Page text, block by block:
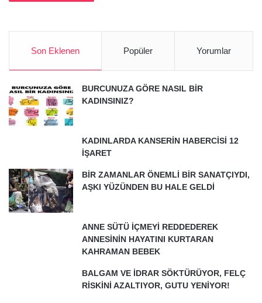
Son Eklenen Popüler Yorumlar
BURCUNUZA GÖRE NASIL BİR
KADINSINIZ?
KADINLARDA KANSERİN HABERCİSİ 12
İŞARET
BİR ZAMANLAR ÖNEMLİ BİR SANATÇIYDI,
AŞKI YÜZÜNDEN BU HALE GELDİ
ANNE SÜTÜ İÇMEYİ REDDEDEREK
ANNESİNİN HAYATINI KURTARAN
KAHRAMAN BEBEK
BALGAM VE İDRAR SÖKTÜRÜYOR, FELÇ
RİSKİNİ AZALTIYOR, GUTU YENİYOR!